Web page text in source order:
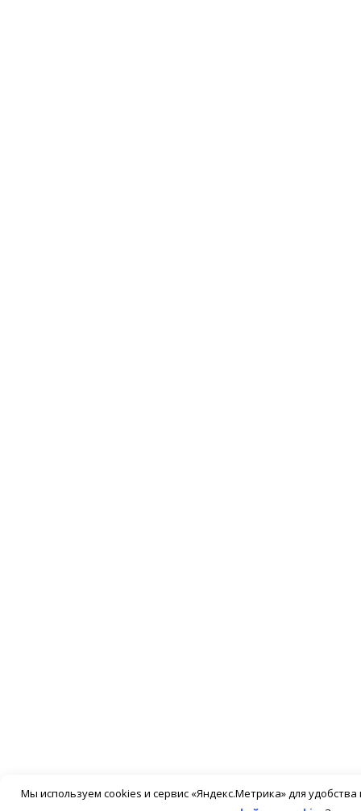
Мы используем cookies и сервис «Яндекс.Метрика» для